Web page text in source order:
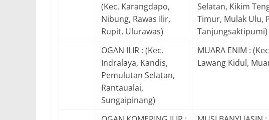
(Kec. Karangdapo,
Nibung, Rawas Ilir,
Rupit, Ulurawas)
Selatan, Kikim
Timur, Mulak Ulu,
Tanjungsaktipumi)
OGAN ILIR : (Kec.
Indralaya, Kandis,
Pemulutan Selatan,
Rantaualai,
Sungaipinang)
MUARA ENIM :
Lawang Kidul,